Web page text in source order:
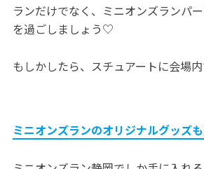
ランだけでなく、ミニオンズランパ
を過ごしましょう♡
もしかしたら、スチュアートに会場
ミニオンズランのオリジナルグッズ